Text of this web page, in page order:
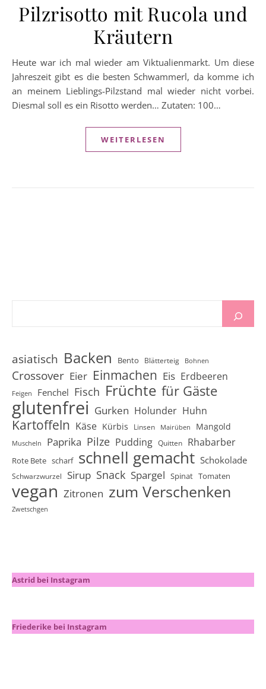
Pilzrisotto mit Rucola und
Kräutern
Heute war ich mal wieder am Viktualienmarkt. Um diese
Jahreszeit gibt es die besten Schwammerl, da komme ich
an meinem Lieblings-Pilzstand mal wieder nicht vorbei.
Diesmal soll es ein Risotto werden… Zutaten: 100…
WEITERLESEN
asiatisch Backen Bento Blätterteig Bohnen
Crossover Eier Einmachen Eis Erdbeeren
Feigen Fenchel Fisch Früchte für Gäste
glutenfrei Gurken Holunder Huhn
Kartoffeln Käse Kürbis Linsen Mairüben Mangold
Muscheln Paprika Pilze Pudding Quitten Rhabarber
Rote Bete scharf schnell gemacht Schokolade
Schwarzwurzel Sirup Snack Spargel Spinat Tomaten
vegan Zitronen zum Verschenken
Zwetschgen
Astrid bei Instagram
Friederike bei Instagram